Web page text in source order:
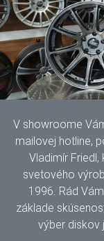
V showroome
mailovej hotline,
Vladimír
svetového
1996. Rád
základe
výber diskov